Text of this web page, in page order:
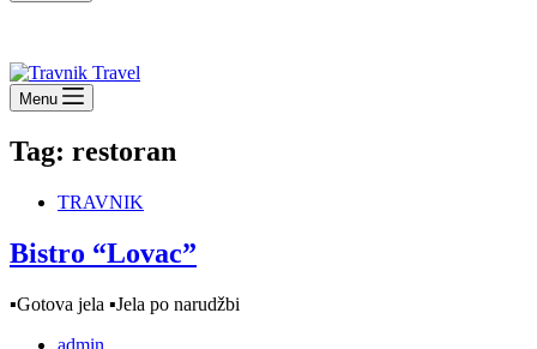
Menu
Tag: restoran
TRAVNIK
Bistro “Lovac”
▪️Gotova jela ▪️Jela po narudžbi
admin